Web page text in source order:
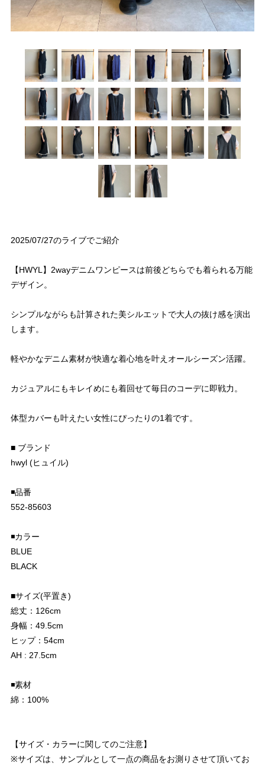
2025/07/27のライブでご紹介
【HWYL】2wayデニムワンピースは前後どちらでも着られる万能
デザイン。
シンプルながらも計算された美シルエットで大人の抜け感を演出
します。
軽やかなデニム素材が快適な着心地を叶えオールシーズン活躍。
カジュアルにもキレイめにも着回せて毎日のコーデに即戦力。
体型カバーも叶えたい女性にぴったりの1着です。
■ ブランド
hwyl (ヒュイル)
◾️品番
552-85603
◾️カラー
BLUE
BLACK
■サイズ(平置き)
総丈：126cm
身幅：49.5cm
ヒップ：54cm
AH : 27.5cm
◾️素材
綿：100%
【サイズ・カラーに関してのご注意】
※サイズは、サンプルとして一点の商品をお測りさせて頂いてお